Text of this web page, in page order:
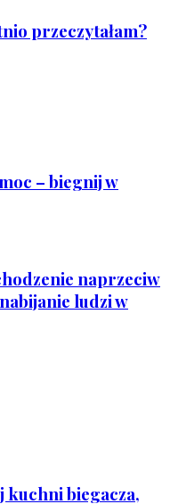
przeczytałam?
– biegnij w
naprzeciw
ludzi w
kuchni biegacza,